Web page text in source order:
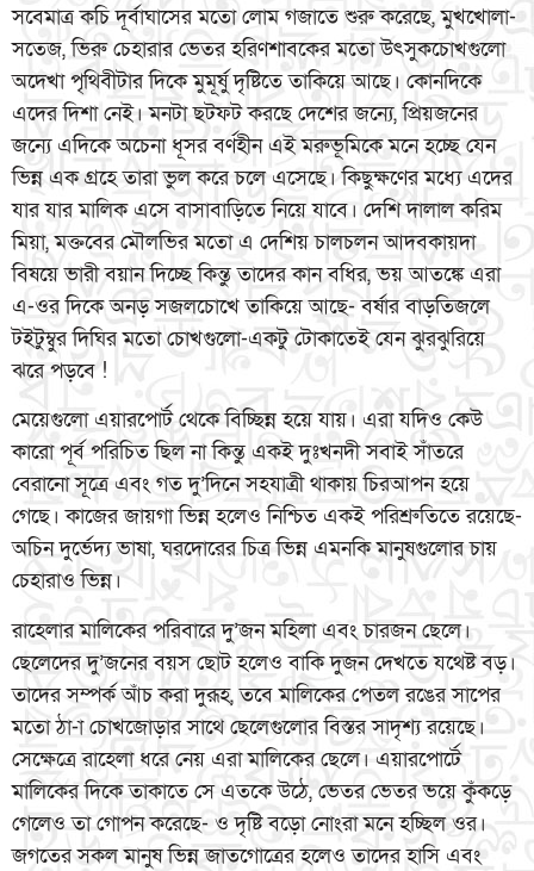
সবেমাত্র কচি দূর্বাঘাসের মতো লোম গজাতে শুরু করেছে, মুখখোলা-
সতেজ, ভিরু চেহারার ভেতর হরিণশাবকের মতো উৎসুকচোখগুলো
অদেখা পৃথিবীটার দিকে মুমূর্ষু দৃষ্টিতে তাকিয়ে আছে। কোনদিকে
এদের দিশা নেই। মনটা ছটফট করছে দেশের জন্যে, প্রিয়জনের
জন্যে এদিকে অচেনা ধূসর বর্ণহীন এই মরুভূমিকে মনে হচ্ছে যেন
ভিন্ন এক গ্রহে তারা ভুল করে চলে এসেছে। কিছুক্ষণের মধ্যে এদের
যার যার মালিক এসে বাসাবাড়িতে নিয়ে যাবে। দেশি দালাল করিম
মিয়া, মক্তবের মৌলভির মতো এ দেশিয় চালচলন আদবকায়দা
বিষয়ে ভারী বয়ান দিচ্ছে কিন্তু তাদের কান বধির, ভয় আতঙ্কে এরা
এ-ওর দিকে অনড় সজলচোখে তাকিয়ে আছে- বর্ষার বাড়তিজলে
টইটুম্বুর দিঘির মতো চোখগুলো-একটু টোকাতেই যেন ঝুরঝুরিয়ে
ঝরে পড়বে !
মেয়েগুলো এয়ারপোর্ট থেকে বিচ্ছিন্ন হয়ে যায়। এরা যদিও কেউ
কারো পূর্ব পরিচিত ছিল না কিন্তু একই দুঃখনদী সবাই সাঁতরে
বেরানো সূত্রে এবং গত দু’দিনে সহযাত্রী থাকায় চিরআপন হয়ে
গেছে। কাজের জায়গা ভিন্ন হলেও নিশ্চিত একই পরিশ্রুতিতে রয়েছে-
অচিন দুর্ভেদ্য ভাষা, ঘরদোরের চিত্র ভিন্ন এমনকি মানুষগুলোর চায়
চেহারাও ভিন্ন।
রাহেলার মালিকের পরিবারে দু’জন মহিলা এবং চারজন ছেলে।
ছেলেদের দু’জনের বয়স ছোট হলেও বাকি দুজন দেখতে যথেষ্ট বড়।
তাদের সম্পর্ক আঁচ করা দুরূহ, তবে মালিকের পেতল রঙের সাপের
মতো ঠা-া চোখজোড়ার সাথে ছেলেগুলোর বিস্তর সাদৃশ্য রয়েছে।
সেক্ষেত্রে রাহেলা ধরে নেয় এরা মালিকের ছেলে। এয়ারপোর্টে
মালিকের দিকে তাকাতে সে এতকে উঠে, ভেতর ভেতর ভয়ে কুঁকড়ে
গেলেও তা গোপন করেছে- ও দৃষ্টি বড়ো নোংরা মনে হচ্ছিল ওর।
জগতের সকল মানুষ ভিন্ন জাতগোত্রের হলেও তাদের হাসি এবং